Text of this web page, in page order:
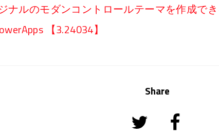
ナルのモダンコントロールテーマを作成で
【3.24034】
Share